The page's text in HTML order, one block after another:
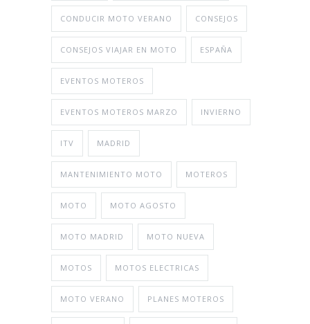
CONDUCIR MOTO VERANO CONSEJOS
CONSEJOS VIAJAR EN MOTO ESPAÑA
EVENTOS MOTEROS
EVENTOS MOTEROS MARZO INVIERNO
ITV MADRID
MANTENIMIENTO MOTO MOTEROS
MOTO MOTO AGOSTO
MOTO MADRID MOTO NUEVA
MOTOS MOTOS ELECTRICAS
MOTO VERANO PLANES MOTEROS